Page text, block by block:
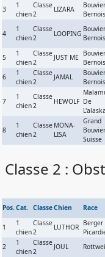
3
1
chien
Classe
2
LIZARA
Bouvier
Bernois
4
1
chien
Classe
2
LOOPING
Bouvier
Bernois
5
1
chien
Classe
2
JUST ME
Bouvier
Bernois
6
1
chien
Classe
2
JAMAL
Bouvier
Bernois
7
1
chien
Classe
2
HEWOLF De
L'alaska
8
1
chien
Classe
2
MONA-
LISA
Grand
Bouvier
Suisse
Classe 2 :
Pos.Cat. ClasseChien Race
1
1
chien
Classe
2
LUTHOR Berger
2
1
chien
Classe
2
JOUL